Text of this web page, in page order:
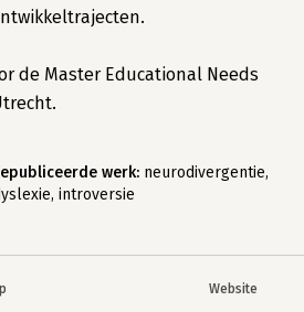
Website
de Master Educational Needs
werk: neurodivergentie,
introversie